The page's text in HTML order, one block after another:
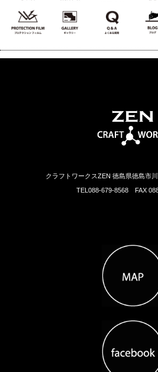
クラフトワークスZEN 徳島県徳島市
TEL088-679-8568 FAX